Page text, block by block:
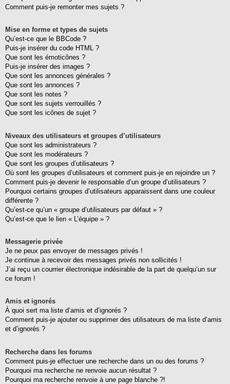
Comment puis-je remonter mes sujets ?
Mise en forme et types de sujets
Qu’est-ce que le BBCode ?
Puis-je insérer du code HTML ?
Que sont les émoticônes ?
Puis-je insérer des images ?
Que sont les annonces générales ?
Que sont les annonces ?
Que sont les notes ?
Que sont les sujets verrouillés ?
Que sont les icônes de sujet ?
Niveaux des utilisateurs et groupes d’utilisateurs
Que sont les administrateurs ?
Que sont les modérateurs ?
Que sont les groupes d’utilisateurs ?
Où sont les groupes d’utilisateurs et comment puis-je en rejoindre un ?
Comment puis-je devenir le responsable d’un groupe d’utilisateurs ?
Pourquoi certains groupes d’utilisateurs apparaissent dans une couleur
différente ?
Qu’est-ce qu’un « groupe d’utilisateurs par défaut » ?
Qu’est-ce que le lien « L’équipe » ?
Messagerie privée
Je ne peux pas envoyer de messages privés !
Je continue à recevoir des messages privés non sollicités !
J’ai reçu un courrier électronique indésirable de la part de quelqu’un sur
ce forum !
Amis et ignorés
À quoi sert ma liste d’amis et d’ignorés ?
Comment puis-je ajouter ou supprimer des utilisateurs de ma liste d’amis
et d’ignorés ?
Recherche dans les forums
Comment puis-je effectuer une recherche dans un ou des forums ?
Pourquoi ma recherche ne renvoie aucun résultat ?
Pourquoi ma recherche renvoie à une page blanche ?!